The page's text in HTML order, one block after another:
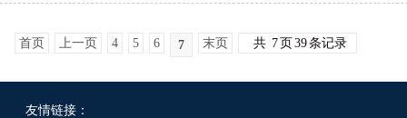
首页 上一页 4 5 6 7 末页 共 7页 39条记录
友情链接：